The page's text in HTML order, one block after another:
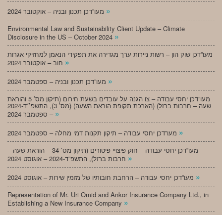
»
Environmental Law and Sustainability Client Update – Climate
Disclosure in the US – October 2024 »
מעו”דכן שוק הון – רשות ניירות ערך מגדירה את תפקידי הנאמן למחזיקי אגרות
»
»
מעו”דכן יחסי עבודה – צו הגנה על עובדים בשעת חירום (תיקון מס’ 5 והוראת
שעה – חרבות ברזל) (הארכת תקופת הוראת השעה) (מס’ 3), התשפ״ד-2024
– ספטמבר 2024 »
»
מעו”דכן יחסי עבודה – חוק פיצויי פיטורים (תיקון מס’ 34 – הוראת שעה –
»
»
Representation of Mr. Uri Omid and Ankor Insurance Company Ltd., in
Establishing a New Insurance Company »